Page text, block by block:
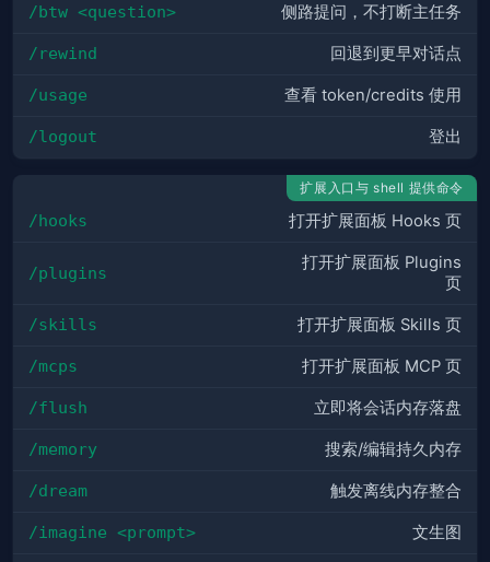
/btw <question> 侧路提问，不打断主任务
/rewind 回退到更早对话点
/usage 查看 token/credits 使用
/logout 登出
扩展入口与 shell 提供命令
/hooks 打开扩展面板 Hooks 页
/plugins
打开扩展面板 Plugins
页
/skills 打开扩展面板 Skills 页
/mcps 打开扩展面板 MCP 页
/flush 立即将会话内存落盘
/memory 搜索/编辑持久内存
/dream 触发离线内存整合
/imagine <prompt> 文生图